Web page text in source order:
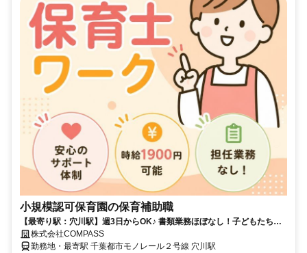
小規模認可保育園の保育補助職
【最寄り駅：穴川駅】週3日からOK♪ 書類業務ほぼなし！子どもたちと
じっくり関われる環境★
株式会社COMPASS
勤務地・最寄駅 千葉都市モノレール２号線 穴川駅